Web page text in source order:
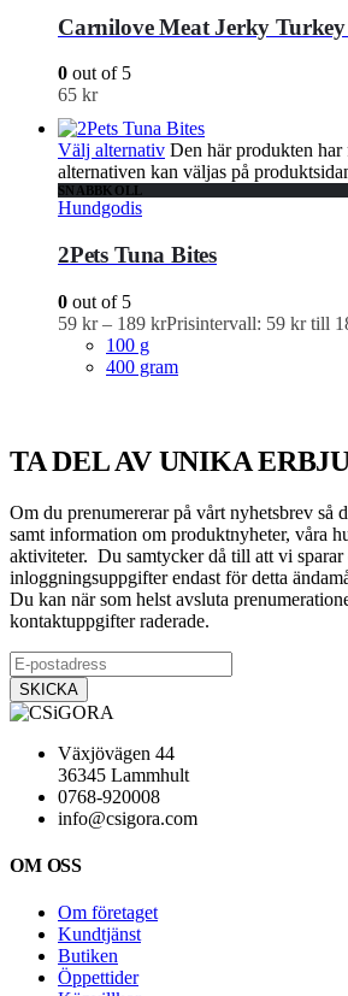
Carnilove Meat Jerky
0 out of 5
65 kr
Välj alternativ Den här produkten
alternativen kan väljas på
SNABBKOLL
Hundgodis
2Pets Tuna Bites
0 out of 5
59 kr – 189 krPrisintervall: 59 kr till
100 g
400 gram
TA DEL AV UNIKA
Om du prenumererar på vårt nyhetsbrev så
samt information om produktnyheter, våra
aktiviteter. Du samtycker då till att vi sparar
inloggningsuppgifter endast för detta
Du kan när som helst avsluta
kontaktuppgifter raderade.
Växjövägen 44
36345 Lammhult
0768-920008
info@csigora.com
OM OSS
Om företaget
Kundtjänst
Butiken
Öppettider